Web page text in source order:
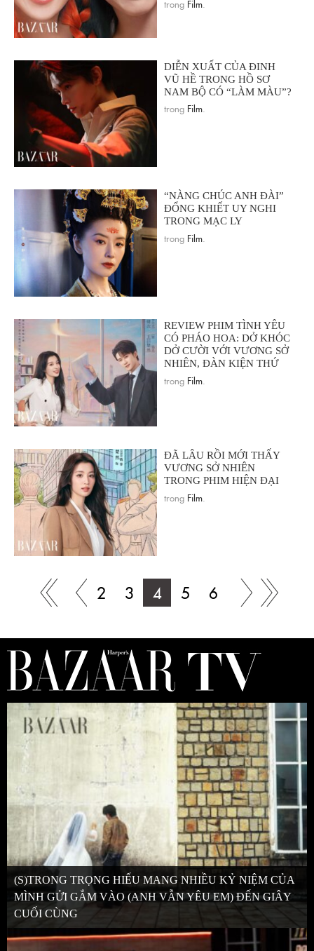
trong Film
DIỄN XUẤT CỦA ĐINH
VŨ HỀ TRONG HỒ SƠ
NAM BỘ CÓ “LÀM MÀU”?
trong Film
“NÀNG CHÚC ANH ĐÀI”
ĐỔNG KHIẾT UY NGHI
TRONG MẠC LY
trong Film
REVIEW PHIM TÌNH YÊU
CÓ PHÁO HOA: DỞ KHÓC
DỞ CƯỜI VỚI VƯƠNG SỞ
NHIÊN, ĐÀN KIỆN THỨ
trong Film
ĐÃ LÂU RỒI MỚI THẤY
VƯƠNG SỞ NHIÊN
TRONG PHIM HIỆN ĐẠI
trong Film
2 3 4 5 6
(S)TRONG TRỌNG HIẾU MANG NHIỀU KỶ NIỆM CỦA
MÌNH GỬI GẮM VÀO (ANH VẪN YÊU EM) ĐẾN GIÂY
CUỐI CÙNG